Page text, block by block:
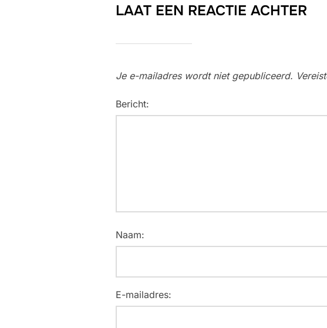
LAAT EEN REACTIE ACHTER
Je e-mailadres wordt niet gepubliceerd.
Bericht:
Naam:
E-mailadres: